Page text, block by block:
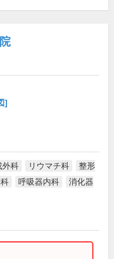
]
外科 リウマチ科
整形
呼吸器内科
消化器